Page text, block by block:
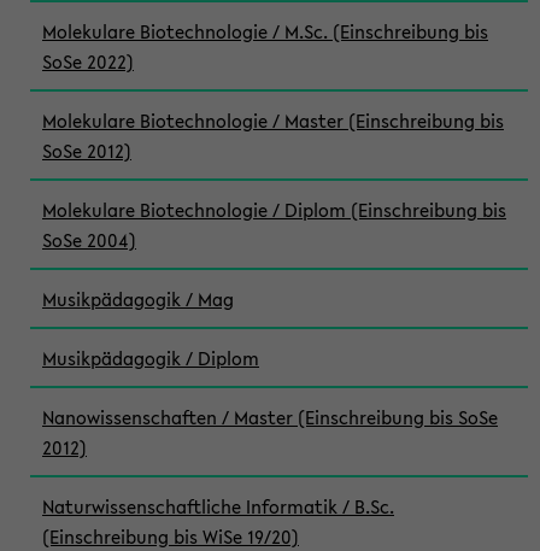
Molekulare Biotechnologie / M.Sc. (Einschreibung bis
SoSe 2022)
Molekulare Biotechnologie / Master (Einschreibung bis
SoSe 2012)
Molekulare Biotechnologie / Diplom (Einschreibung bis
SoSe 2004)
Musikpädagogik / Mag
Musikpädagogik / Diplom
Nanowissenschaften / Master (Einschreibung bis SoSe
2012)
Naturwissenschaftliche Informatik / B.Sc.
(Einschreibung bis WiSe 19/20)